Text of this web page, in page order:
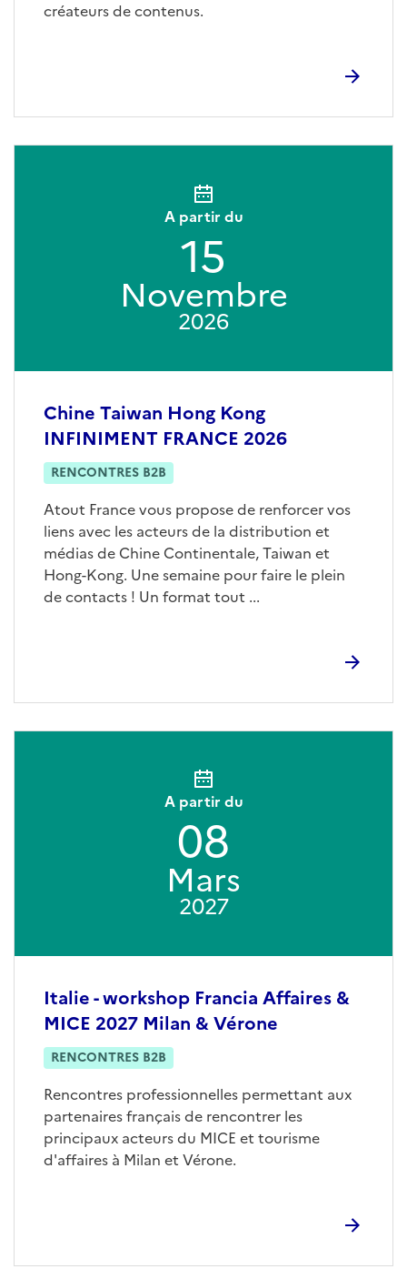
créateurs de contenus.
Chine Taiwan Hong Kong
INFINIMENT FRANCE 2026
RENCONTRES B2B
Atout France vous propose de renforcer vos
liens avec les acteurs de la distribution et
médias de Chine Continentale, Taiwan et
Hong-Kong. Une semaine pour faire le plein
de contacts ! Un format tout ...
A partir du
15
Novembre
2026
Italie - workshop Francia Affaires &
MICE 2027 Milan & Vérone
RENCONTRES B2B
Rencontres professionnelles permettant aux
partenaires français de rencontrer les
principaux acteurs du MICE et tourisme
d'affaires à Milan et Vérone.
A partir du
08
Mars
2027